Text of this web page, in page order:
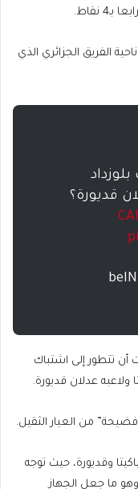
نقاط.
الفريق الجزائري الذي
قديورة؟
أن تتطور إلى اشتباك
ولاعبه عدلان قديورة.
من العيار الثقيل.
وقديورة، حيث توجه
وهو ما جعل الجهاز